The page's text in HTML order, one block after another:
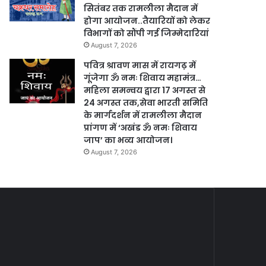
सितंबर तक रामलीला मैदान में
होगा आयोजन..तैयारियों को लेकर
विभागों को सौंपी गई जिम्मेदारियां
August 7, 2026
पवित्र श्रावण मास में रायगढ़ में
गूंजेगा ॐ नमः शिवाय महामंत्र…
महिला समन्वय द्वारा 17 अगस्त से
24 अगस्त तक,सेवा भारती समिति
के मार्गदर्शन में रामलीला मैदान
प्रांगण में ‘अखंड ॐ नमः शिवाय
जाप’ का भव्य आयोजन।
August 7, 2026